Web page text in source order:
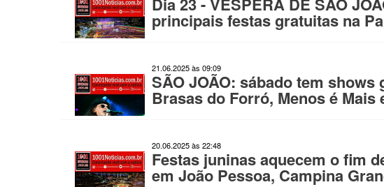
principais festas gratuitas na
21.06.2025 às 09:09
SÃO JOÃO: sábado tem
Brasas do Forró, Menos é
20.06.2025 às 22:48
Festas juninas aquecem o fim
em João Pessoa, Campina